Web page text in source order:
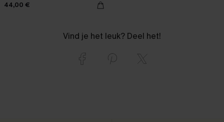
44,00 €
Vind je het leuk? Deel het!